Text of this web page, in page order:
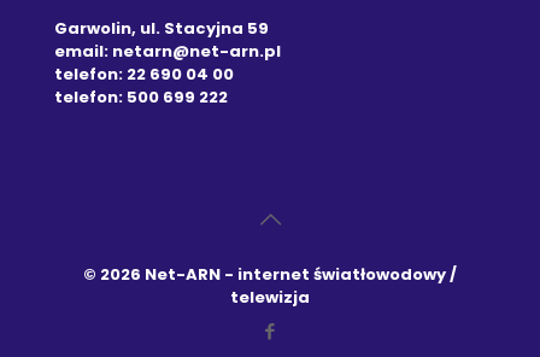
Garwolin, ul. Stacyjna 59
email: netarn@net-arn.pl
telefon: 22 690 04 00
telefon: 500 699 222
© 2026 Net-ARN - internet światłowodowy /
telewizja